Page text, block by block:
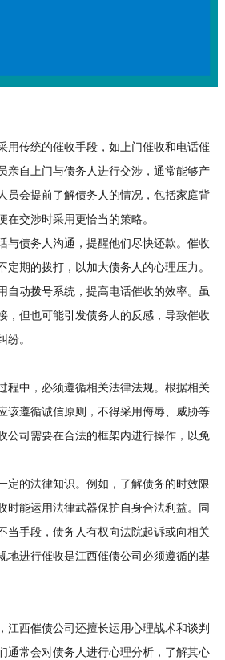
传统的催收手段，如上门催收和电话催
亲自上门与债务人进行交涉，通常能够产
员会提前了解债务人的情况，包括家庭背
交涉时采用更恰当的策略。
债务人沟通，提醒他们尽快还款。催收
定期的拨打，以加大债务人的心理压力。
自动拨号系统，提高电话催收的效率。虽
，但也可能引发债务人的反感，导致催收
纷。
中，必须遵循相关法律法规。根据相关
该遵循诚信原则，不得采用侮辱、威胁等
公司需要在合法的框架内进行操作，以免
的法律知识。例如，了解债务的时效限
时能运用法律武器保护自身合法利益。同
当手段，债务人有权向法院起诉或向相关
地进行催收是江西催债公司必须遵循的基
西催债公司还擅长运用心理战术和谈判
通常会对债务人进行心理分析，了解其心